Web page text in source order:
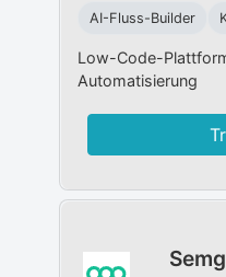
AI-Fluss-Builder
Low-Code-
Automatisierung